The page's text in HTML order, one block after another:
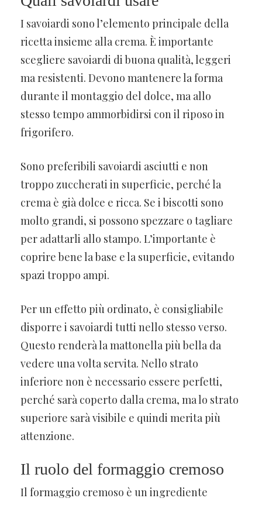
I savoiardi sono l’elemento principale della
ricetta insieme alla crema. È importante
scegliere savoiardi di buona qualità, leggeri
ma resistenti. Devono mantenere la forma
durante il montaggio del dolce, ma allo
stesso tempo ammorbidirsi con il riposo in
frigorifero.
Sono preferibili savoiardi asciutti e non
troppo zuccherati in superficie, perché la
crema è già dolce e ricca. Se i biscotti sono
molto grandi, si possono spezzare o tagliare
per adattarli allo stampo. L’importante è
coprire bene la base e la superficie, evitando
spazi troppo ampi.
Per un effetto più ordinato, è consigliabile
disporre i savoiardi tutti nello stesso verso.
Questo renderà la mattonella più bella da
vedere una volta servita. Nello strato
inferiore non è necessario essere perfetti,
perché sarà coperto dalla crema, ma lo strato
superiore sarà visibile e quindi merita più
attenzione.
Il ruolo del formaggio cremoso
Il formaggio cremoso è un ingrediente